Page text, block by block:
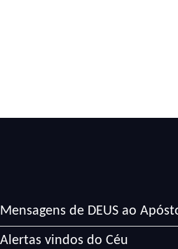
Mensagens de DEUS ao
Alertas vindos do Céu